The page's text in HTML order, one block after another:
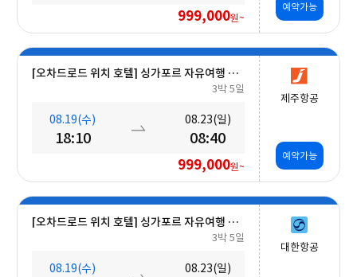
999,000원~
예약가능
[오차드로드 위치 호텔] 싱가포르 자유여행 5일 #조식포함
3박 5일
08.19(수)
18:10
08.23(일)
08:40
999,000원~
제주항공
예약가능
[오차드로드 위치 호텔] 싱가포르 자유여행 5일 #조식포함
3박 5일
08.19(수) 08.23(일)
대한항공